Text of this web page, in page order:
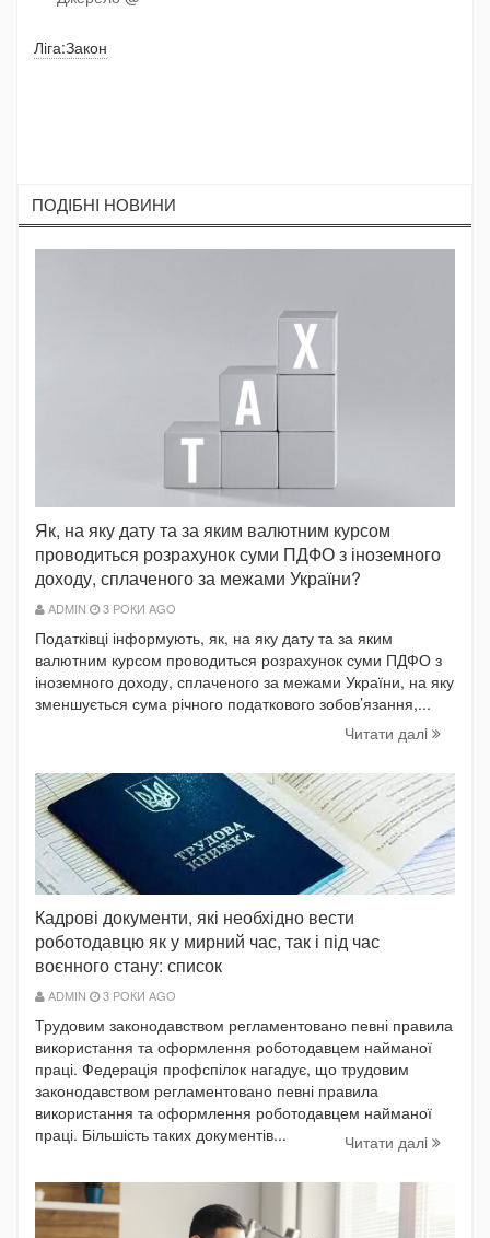
Ліга:Закон
ПОДIБНI НОВИНИ
Як, на яку дату та за яким валютним курсом
проводиться розрахунок суми ПДФО з іноземного
доходу, сплаченого за межами України?
ADMIN 3 РОКИ AGO
Податківці інформують, як, на яку дату та за яким
валютним курсом проводиться розрахунок суми ПДФО з
іноземного доходу, сплаченого за межами України, на яку
зменшується сума річного податкового зобов’язання,...
Читати далi
Кадрові документи, які необхідно вести
роботодавцю як у мирний час, так і під час
воєнного стану: список
ADMIN 3 РОКИ AGO
Трудовим законодавством регламентовано певні правила
використання та оформлення роботодавцем найманої
праці. Федерація профспілок нагадує, що трудовим
законодавством регламентовано певні правила
використання та оформлення роботодавцем найманої
праці. Більшість таких документів...
Читати далi